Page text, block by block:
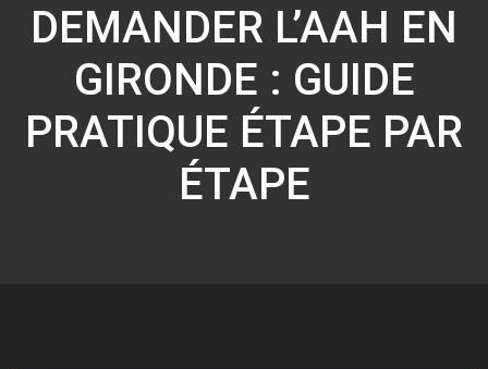
DEMANDER L’AAH EN
GIRONDE : GUIDE
PRATIQUE ÉTAPE PAR
ÉTAPE